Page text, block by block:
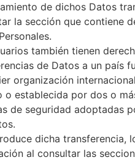
OS
OS
Android
de dichos Datos
la sección que contiene
también tienen
de Datos a un país
organización
o establecida por dos o
de seguridad adoptadas
dicha transferencia,
al consultar las